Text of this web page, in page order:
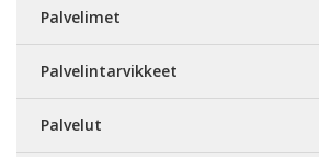
Palvelimet
Palvelintarvikkeet
Palvelut